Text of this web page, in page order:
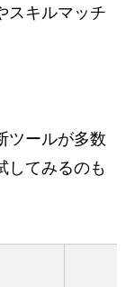
スキルマッチ
ツールが多数
してみるのも